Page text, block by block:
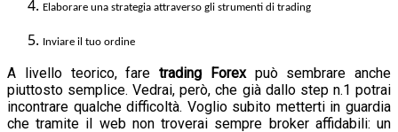
Elaborare una strategia attraverso gli strumenti di trading
Inviare il tuo ordine
A livello teorico, fare trading Forexpuò sembrare anche
piuttosto semplice. Vedrai, però, che già dallo step n.1 potrai
incontrare qualche difficoltà. Voglio subito metterti in guardia
che tramite il web non troverai sempre broker affidabili: un